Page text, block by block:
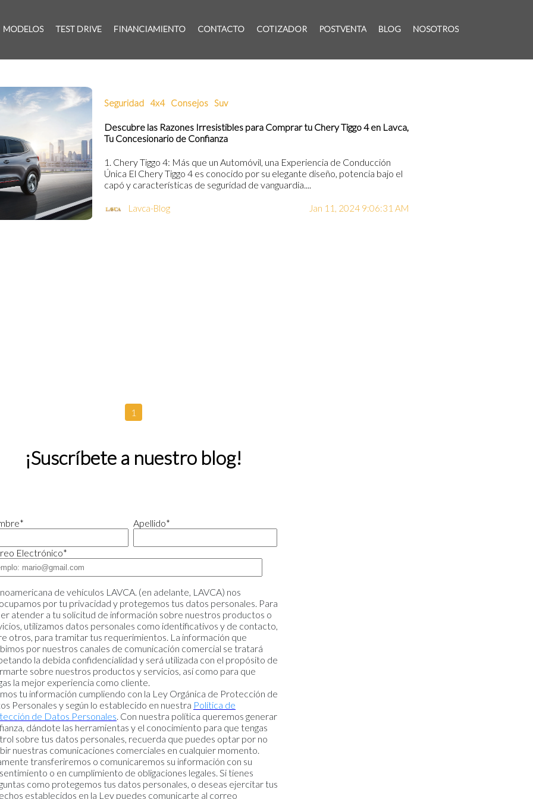
MODELOS TEST DRIVE FINANCIAMIENTO CONTACTO COTIZADOR POSTVENTA BLOG NOSOTROS
Seguridad 4x4 Consejos Suv
Descubre las Razones Irresistibles para Comprar tu Chery Tiggo 4 en Lavca,
Tu Concesionario de Confianza
1. Chery Tiggo 4: Más que un Automóvil, una Experiencia de Conducción
Única El Chery Tiggo 4 es conocido por su elegante diseño, potencia bajo el
capó y características de seguridad de vanguardia....
Lavca-Blog Jan 11, 2024 9:06:31 AM
1
¡Suscríbete a nuestro blog!
* Apellido*
Electrónico*
de vehículos LAVCA. (en adelante, LAVCA) nos
por tu privacidad y protegemos tus datos personales. Para
atender a tu solicitud de información sobre nuestros productos o
utilizamos datos personales como identificativos y de contacto,
otros, para tramitar tus requerimientos. La información que
por nuestros canales de comunicación comercial se tratará
la debida confidencialidad y será utilizada con el propósito de
sobre nuestros productos y servicios, así como para que
la mejor experiencia como cliente.
tu información cumpliendo con la Ley Orgánica de Protección de
Personales y según lo establecido en nuestra Política de
de Datos Personales. Con nuestra política queremos generar
dándote las herramientas y el conocimiento para que tengas
sobre tus datos personales, recuerda que puedes optar por no
nuestras comunicaciones comerciales en cualquier momento.
transferiremos o comunicaremos su información con su
o en cumplimiento de obligaciones legales. Si tienes
como protegemos tus datos personales, o deseas ejercitar tus
establecidos en la Ley puedes comunicarte al correo